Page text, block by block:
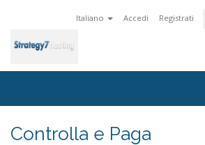
Italiano Accedi Registrati
Controlla e Paga